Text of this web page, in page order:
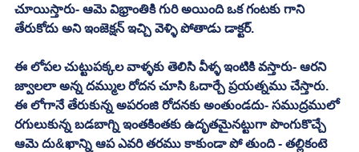
చూయిస్తారు- ఆమె విభ్రాంతికి గురి అయింది ఒక గంటకు గాని
తేరుకోదు అని ఇంజెక్షన్ ఇచ్చి వెళ్ళి పోతాడు డాక్టర్.
ఈ లోపల చుట్టుపక్కల వాళ్ళకు తెలిసి వీళ్ళ ఇంటికి వస్తారు- ఆరని
జ్వాలలా అన్న దమ్ముల రోదన చూసి ఓదార్చే ప్రయత్నము చేస్తారు.
ఈ లోగానే తేరుకున్న అపరంజి రోదనకు అంతుండదు- సముద్రములో
రగులుకున్న బడబాగ్ని ఇంతకింతకు ఉదృతమైనట్టుగా పొంగుకొచ్చే
ఆమె దు&ఖాన్ని ఆప ఎవరి తరము కాకుండా పో తుంది - తల్లికంటె